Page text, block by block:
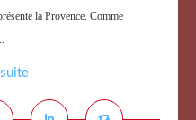
la Provence. Comme